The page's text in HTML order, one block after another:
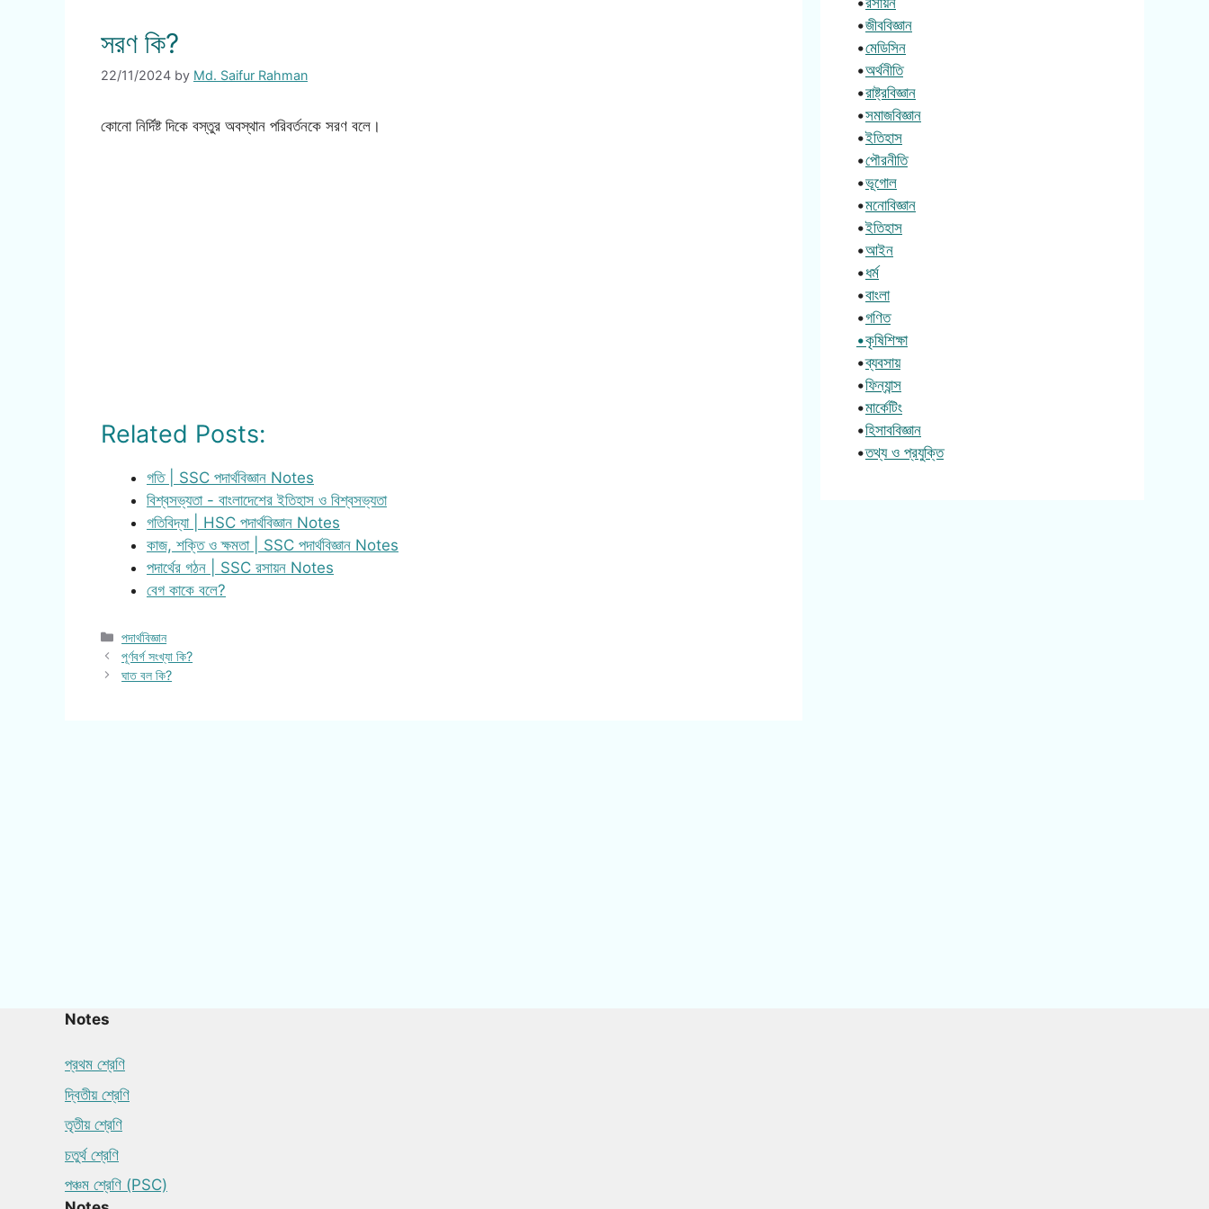
সরণ কি?
22/11/2024 by Md. Saifur Rahman
কোনো নির্দিষ্ট দিকে বস্তুর অবস্থান পরিবর্তনকে সরণ বলে।
Related Posts:
গতি | SSC পদার্থবিজ্ঞান Notes
বিশ্বসভ্যতা - বাংলাদেশের ইতিহাস ও বিশ্বসভ্যতা
গতিবিদ্যা | HSC পদার্থবিজ্ঞান Notes
কাজ, শক্তি ও ক্ষমতা | SSC পদার্থবিজ্ঞান Notes
পদার্থের গঠন | SSC রসায়ন Notes
বেগ কাকে বলে?
Categories
পদার্থবিজ্ঞান
পূর্ণবর্গ সংখ্যা কি?
ঘাত বল কি?
•জীববিজ্ঞান
•মেডিসিন
•অর্থনীতি
•রাষ্ট্রবিজ্ঞান
•সমাজবিজ্ঞান
•ইতিহাস
•পৌরনীতি
•ভূগোল
•মনোবিজ্ঞান
•ইতিহাস
•আইন
•ধর্ম
•বাংলা
•গণিত
•কৃষিশিক্ষা
•ব্যবসায়
•ফিন্যান্স
•মার্কেটিং
•হিসাববিজ্ঞান
•তথ্য ও প্রযুক্তি
Notes
প্রথম শ্রেণি
দ্বিতীয় শ্রেণি
তৃতীয় শ্রেণি
চতুর্থ শ্রেণি
পঞ্চম শ্রেণি (PSC)